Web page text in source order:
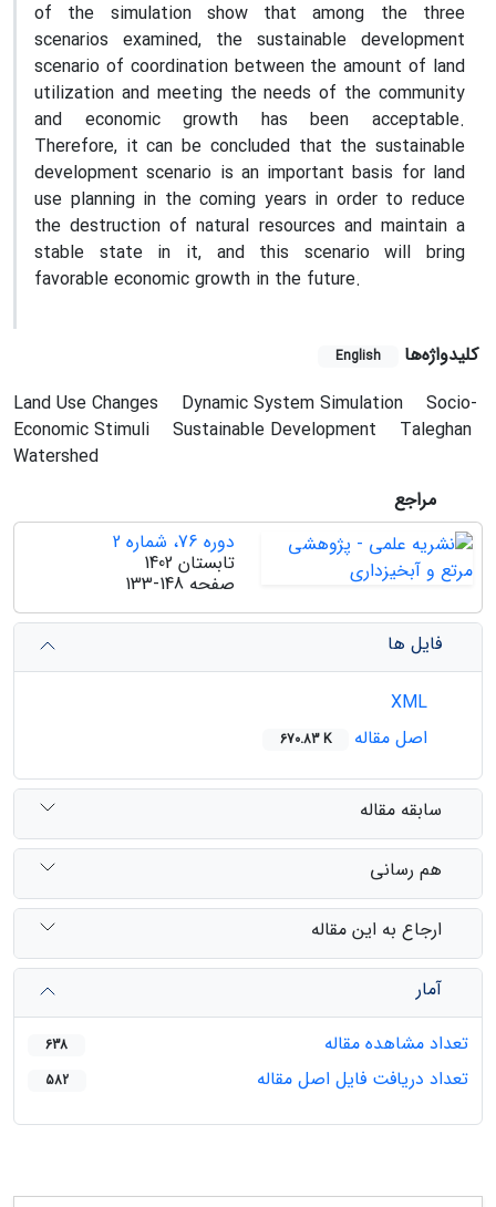
of the simulation show that among the three
scenarios examined, the sustainable development
scenario of coordination between the amount of land
utilization and meeting the needs of the community
and economic growth has been acceptable.
Therefore, it can be concluded that the sustainable
development scenario is an important basis for land
use planning in the coming years in order to reduce
the destruction of natural resources and maintain a
stable state in it, and this scenario will bring
favorable economic growth in the future.
کلیدواژه‌ها English
Land Use Changes Dynamic System Simulation
Socio-
Economic Stimuli
Sustainable Development
Taleghan
Watershed
مراجع
دوره 76، شماره 2
تابستان 1402
صفحه 133-148
فایل ها
اصل مقاله
670.83 K
سابقه مقاله
هم رسانی
ارجاع به این مقاله
آمار
تعداد مشاهده مقاله
638
تعداد دریافت فایل اصل مقاله 582